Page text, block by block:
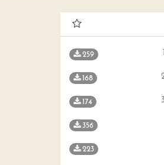
259
168
174
356
223